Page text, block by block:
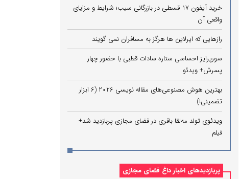
خرید آیفون 17 قسطی در بازرگانی سیب؛ شرایط و مزایای
واقعی آن
رازهایی که ایرلاین ‌ها هرگز به مسافران نمی‌ گویند
سورپرایز احساسی ستاره سادات قطبی با حضور چهار
پسرش+ ویدئو
بهترین هوش مصنوعی‌های مقاله نویسی 2026 (6 ابزار
تضمینی!)
ویدئوی تولد مه‌لقا باقری در فضای مجازی پربازدید شد+
فیلم
پربازدیدهای اخبار داغ فضای مجازی